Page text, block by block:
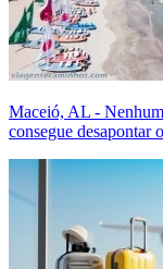
Maceió, AL -
consegue desapontar